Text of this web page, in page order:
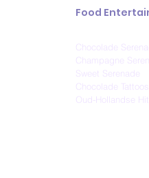
Food
Chocolade
Champagne
Sweet Serenade
Chocolade Tattoos
Oud-Hollandse